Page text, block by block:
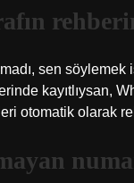
sen
kayıtlıysan,
otomatik olarak